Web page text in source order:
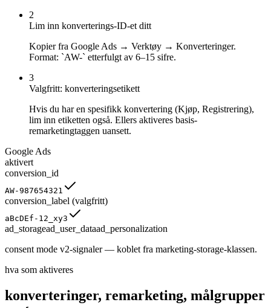
2
Lim inn konverterings-ID-et ditt
Kopier fra Google Ads → Verktøy → Konverteringer.
Format: `AW-` etterfulgt av 6–15 sifre.
3
Valgfritt: konverteringsetikett
Hvis du har en spesifikk konvertering (Kjøp, Registrering),
lim inn etiketten også. Ellers aktiveres basis-
remarketingtaggen uansett.
Google Ads
aktivert
conversion_id
AW-987654321
conversion_label (valgfritt)
aBcDEf-12_xy3
ad_storagead_user_dataad_personalization
consent mode v2-signaler — koblet fra marketing-storage-klassen.
hva som aktiveres
konverteringer, remarketing, målgrupper